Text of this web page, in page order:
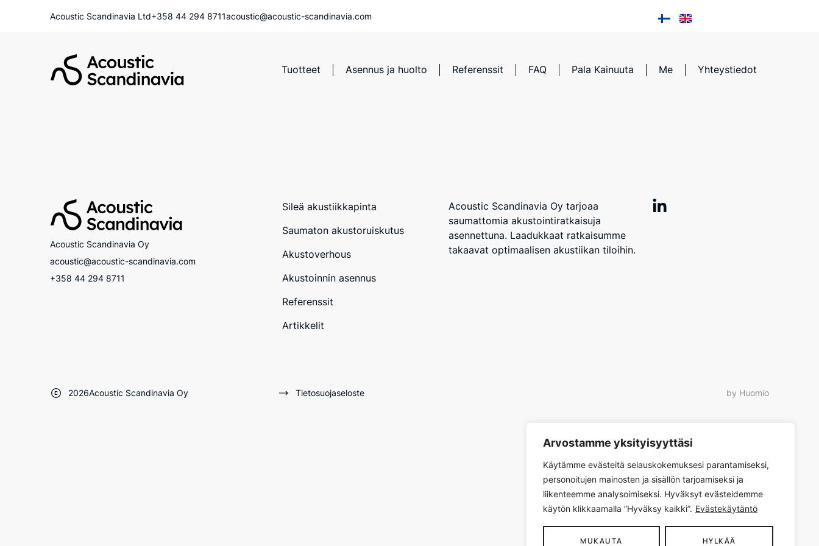
Arvostamme yksityisyyttäsi
Käytämme evästeitä selauskokemuksesi parantamiseksi,
personoitujen mainosten ja sisällön tarjoamiseksi ja
liikenteemme analysoimiseksi. Hyväksyt evästeidemme
käytön klikkaamalla ”Hyväksy kaikki”. Evästekäytäntö
MUKAUTA HYLKÄÄ
Acoustic Scandinavia Ltd+358 44 294 8711acoustic@acoustic-scandinavia.com
Tuotteet Asennus ja huolto Referenssit FAQ Pala Kainuuta Me Yhteystiedot
Acoustic Scandinavia Oy
acoustic@acoustic-scandinavia.com
+358 44 294 8711
Sileä akustiikkapinta
Saumaton akustoruiskutus
Akustoverhous
Akustoinnin asennus
Referenssit
Artikkelit
Acoustic Scandinavia Oy tarjoaa
saumattomia akustointiratkaisuja
asennettuna. Laadukkaat ratkaisumme
takaavat optimaalisen akustiikan tiloihin.
2026Acoustic Scandinavia Oy Tietosuojaseloste by Huomio